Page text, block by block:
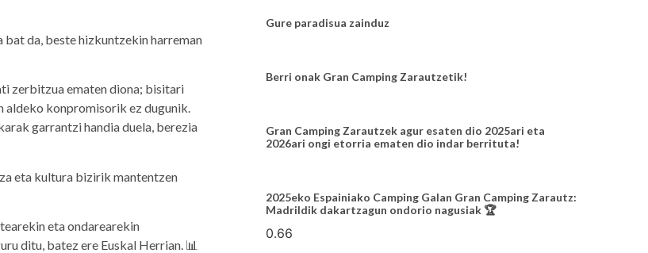
da, beste hizkuntzekin harreman
zerbitzua ematen diona; bisitari
aldeko konpromisorik ez dugunik.
garrantzi handia duela, berezia
eta kultura bizirik mantentzen
eta ondarearekin
ditu, batez ere Euskal Herrian. 📊
Gure paradisua zainduz
Berri onak Gran Camping Zarautzetik!
Gran Camping Zarautzek agur esaten dio 2025ari eta
2026ari ongi etorria ematen dio indar berrituta!
2025eko Espainiako Camping Galan Gran Camping Zarautz:
Madrildik dakartzagun ondorio nagusiak 🏆